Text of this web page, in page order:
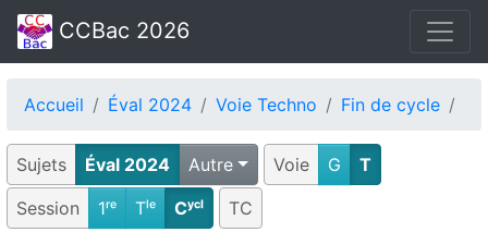
CCBac 2026
Accueil Éval 2024 Voie Techno Fin de cycle
Sujets Éval 2024 Autre Voie G
T
Session
1ʳᵉ Tˡᵉ Cʸᶜˡ TC